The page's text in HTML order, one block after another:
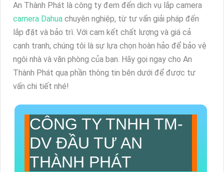
An Thành Phát là công ty đem đến dịch vụ lắp camera
camera Dahua chuyên nghiệp, từ tư vấn giải pháp đến
lắp đặt và bảo trì. Với cam kết chất lượng và giá cả
cạnh tranh, chúng tôi là sự lựa chọn hoàn hảo để bảo vệ
ngôi nhà và văn phòng của bạn. Hãy gọi ngay cho An
Thành Phát qua phần thông tin bên dưới để được tư
vấn chi tiết nhé!
CÔNG TY TNHH TM-
DV ĐẦU TƯ AN
THÀNH PHÁT